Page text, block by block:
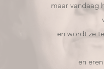
maar vandaag
en wordt ze
en